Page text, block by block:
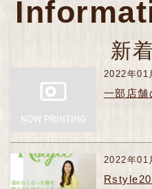
新
2022年01
一部店舗
2022年01